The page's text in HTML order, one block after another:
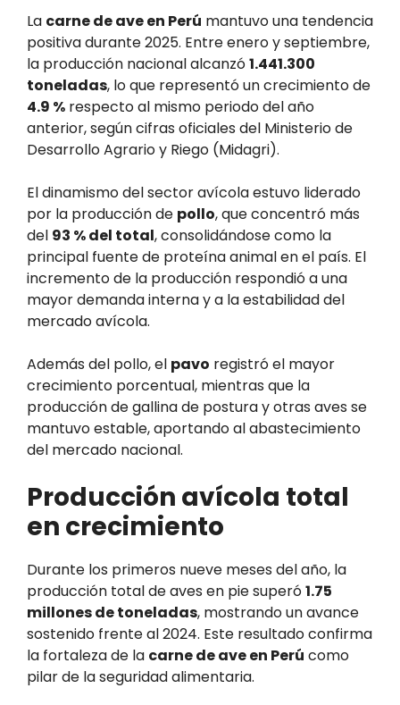
La carne de ave en Perú mantuvo una tendencia
positiva durante 2025. Entre enero y septiembre,
la producción nacional alcanzó1.441.300
toneladas, lo que representó un crecimiento de
4.9 % respecto al mismo periodo del año
anterior, según cifras oficiales del Ministerio de
Desarrollo Agrario y Riego (Midagri).
El dinamismo del sector avícola estuvo liderado
por la producción de pollo, que concentró más
del 93 % del total, consolidándose como la
principal fuente de proteína animal en el país. El
incremento de la producción respondió a una
mayor demanda interna y a la estabilidad del
mercado avícola.
Además del pollo, el pavo registró el mayor
crecimiento porcentual, mientras que la
producción de gallina de postura y otras aves se
mantuvo estable, aportando al abastecimiento
del mercado nacional.
Producción avícola total
en crecimiento
Durante los primeros nueve meses del año, la
producción total de aves en pie superó1.75
millones de toneladas, mostrando un avance
sostenido frente al 2024. Este resultado confirma
la fortaleza de la carne de ave en Perú como
pilar de la seguridad alimentaria.